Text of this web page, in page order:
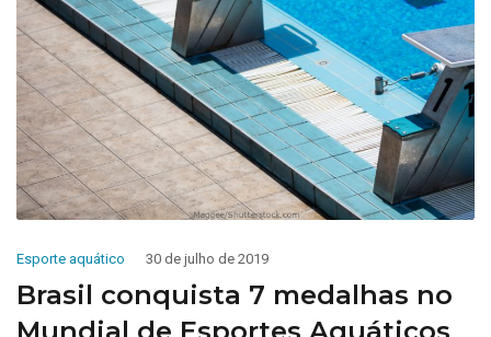
Esporte aquático 30 de julho de 2019
Brasil conquista 7 medalhas no